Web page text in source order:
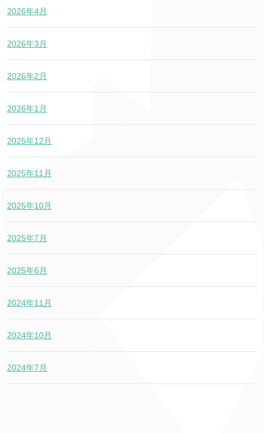
2026年4月
2026年3月
2026年2月
2026年1月
2025年12月
2025年11月
2025年10月
2025年7月
2025年6月
2024年11月
2024年10月
2024年7月